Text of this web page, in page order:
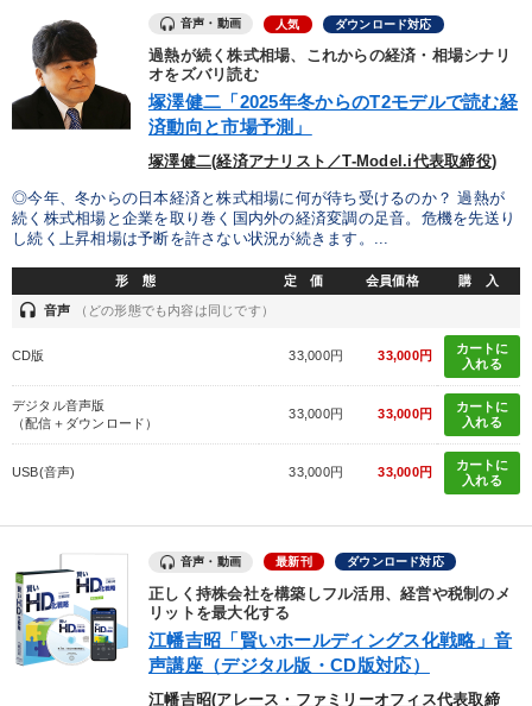
カテゴリー
組織と人を動かすマネジメント力を磨く
評講話
経営者のための《音声・動画で学ぶ》講演シリーズ
【4月】音声・映像
2026年春季全国経営者セミナー収録講演ＣＤ・講演ＤＶＤ・デジ
タル版（音声／動画ストリーミング・ダウンロード）
営業・社員研修
目的別
リーダーの魅力向上 販売力を強化したい
財務・数字力の向上 発想力を磨きたい
音声・動画 人気 ダウンロード対応
過熱が続く株式相場、これからの経済・相場シナリ
オをズバリ読む
塚澤健二「2025年冬からのT2モデルで読む経
済動向と市場予測」
塚澤健二(経済アナリスト／T-Model.i代表取締役)
◎今年、冬からの日本経済と株式相場に何が待ち受けるのか？ 過熱が
続く株式相場と企業を取り巻く国内外の経済変調の足音。危機を先送り
し続く上昇相場は予断を許さない状況が続きます。...
形 態 定 価 会員価格 購 入
headset 音声 （どの形態でも内容は同じです）
CD版 33,000円 33,000円
カートに
入れる
デジタル音声版
（配信＋ダウンロード）
33,000円 33,000円
カートに
入れる
USB(音声) 33,000円 33,000円
カートに
入れる
音声・動画 最新刊 ダウンロード対応
正しく持株会社を構築しフル活用、経営や税制のメ
リットを最大化する
江幡吉昭「賢いホールディングス化戦略」音
声講座（デジタル版・CD版対応）
江幡吉昭(アレース・ファミリーオフィス代表取締